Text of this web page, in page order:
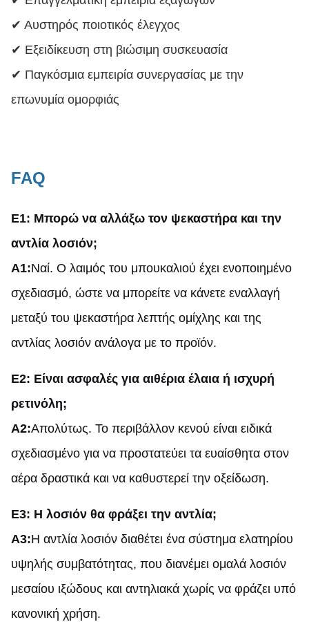
✔ Αυστηρός ποιοτικός έλεγχος
✔ Εξειδίκευση στη βιώσιμη συσκευασία
✔ Παγκόσμια εμπειρία συνεργασίας με την
επωνυμία ομορφιάς
FAQ
Ε1: Μπορώ να αλλάξω τον ψεκαστήρα και την
αντλία λοσιόν;
A1:Ναί. Ο λαιμός του μπουκαλιού έχει ενοποιημένο
σχεδιασμό, ώστε να μπορείτε να κάνετε εναλλαγή
μεταξύ του ψεκαστήρα λεπτής ομίχλης και της
αντλίας λοσιόν ανάλογα με το προϊόν.
Ε2: Είναι ασφαλές για αιθέρια έλαια ή ισχυρή
ρετινόλη;
A2:Απολύτως. Το περιβάλλον κενού είναι ειδικά
σχεδιασμένο για να προστατεύει τα ευαίσθητα στον
αέρα δραστικά και να καθυστερεί την οξείδωση.
Ε3: Η λοσιόν θα φράξει την αντλία;
A3:Η αντλία λοσιόν διαθέτει ένα σύστημα ελατηρίου
υψηλής συμβατότητας, που διανέμει ομαλά λοσιόν
μεσαίου ιξώδους και αντηλιακά χωρίς να φράζει υπό
κανονική χρήση.